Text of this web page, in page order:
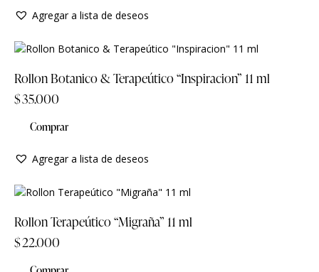
Agregar a lista de deseos
Rollon Botanico & Terapeútico “Inspiracion” 11 ml
$35.000
Comprar
Agregar a lista de deseos
Rollon Terapeútico “Migraña” 11 ml
$22.000